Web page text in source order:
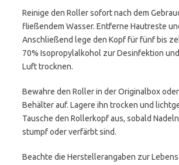
Reinige den Roller sofort nach dem
fließendem Wasser. Entferne Hautreste
Anschließend lege den Kopf für fünf bis
70% Isopropylalkohol zur Desinfektion
Luft trocknen.
Bewahre den Roller in der Originalbox
Behälter auf. Lagere ihn trocken und
Tausche den Rollerkopf aus, sobald
stumpf oder verfärbt sind.
Beachte die Herstellerangaben zur